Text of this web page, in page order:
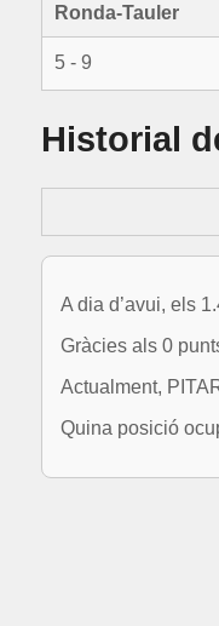
Ronda-Tauler
5 - 9
Historial
A dia d’avui, els
Gràcies als 0
Actualment,
Quina posició